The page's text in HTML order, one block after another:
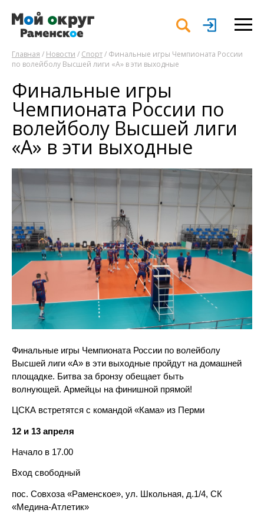
Главная / Новости / Спорт/ Финальные игры Чемпионата России
по волейболу Высшей лиги «А» в эти выходные
Финальные игры
Чемпионата России по
волейболу Высшей лиги
«А» в эти выходные
Финальные игры Чемпионата России по волейболу
Высшей лиги «А» в эти выходные пройдут на домашней
площадке. Битва за бронзу обещает быть
волнующей. Армейцы на финишной прямой!
ЦСКА встретятся с командой «Кама» из Перми
12 и 13 апреля
Начало в 17.00
Вход свободный
пос. Совхоза «Раменское», ул. Школьная, д.1/4, СК
«Медина-Атлетик»